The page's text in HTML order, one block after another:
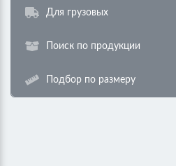
Для грузовых
Поиск по продукции
Подбор по размеру